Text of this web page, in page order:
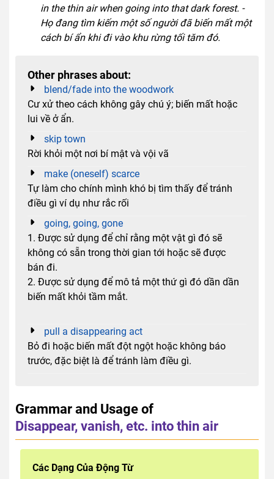
in the thin air when going into that dark forest. -
Họ đang tìm kiếm một số người đã biến mất một
cách bí ẩn khi đi vào khu rừng tối tăm đó.
Other phrases about:
blend/fade into the woodwork
Cư xử theo cách không gây chú ý; biến mất hoặc
lui về ở ẩn.
skip town
Rời khỏi một nơi bí mật và vội vã
make (oneself) scarce
Tự làm cho chính mình khó bị tìm thấy để tránh
điều gì ví dụ như rắc rối
going, going, gone
1. Được sử dụng để chỉ rằng một vật gì đó sẽ
không có sẵn trong thời gian tới hoặc sẽ được
bán đi.
2. Được sử dụng để mô tả một thứ gì đó dần dần
biến mất khỏi tầm mắt.
pull a disappearing act
Bỏ đi hoặc biến mất đột ngột hoặc không báo
trước, đặc biệt là để tránh làm điều gì.
Grammar and Usage of
Disappear, vanish, etc. into thin air
Các Dạng Của Động Từ